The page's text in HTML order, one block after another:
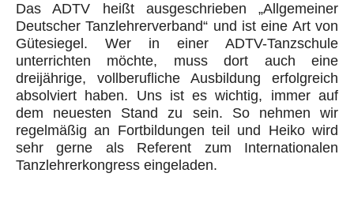
Das ADTV heißt ausgeschrieben „Allgemeiner
Deutscher Tanzlehrerverband“ und ist eine Art von
Gütesiegel. Wer in einer ADTV-Tanzschule
unterrichten möchte, muss dort auch eine
dreijährige, vollberufliche Ausbildung erfolgreich
absolviert haben. Uns ist es wichtig, immer auf
dem neuesten Stand zu sein. So nehmen wir
regelmäßig an Fortbildungen teil und Heiko wird
sehr gerne als Referent zum Internationalen
Tanzlehrerkongress eingeladen.